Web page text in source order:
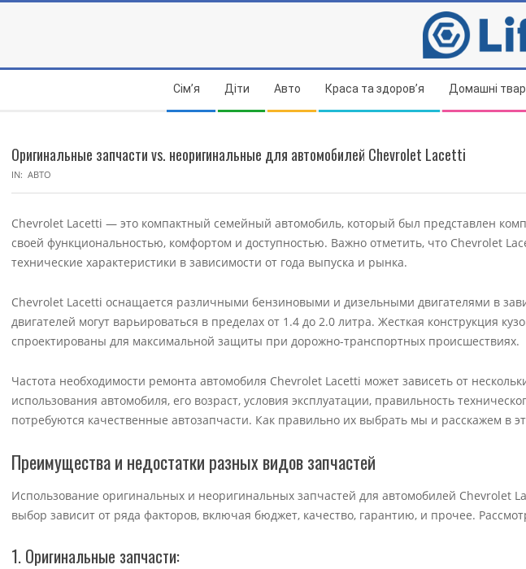
Сім’я Діти Авто Краса та здоров’я Домашні
Оригинальные запчасти vs. неоригинальные для автомобилей Chevrolet Lacetti
IN: АВТО
Chevrolet Lacetti — это компактный семейный автомобиль, который был представлен
своей функциональностью, комфортом и доступностью. Важно отметить, что Chevrolet
технические характеристики в зависимости от года выпуска и рынка.
Chevrolet Lacetti оснащается различными бензиновыми и дизельными двигателями в
двигателей могут варьироваться в пределах от 1.4 до 2.0 литра. Жесткая конструкция
спроектированы для максимальной защиты при дорожно-транспортных происшествиях.
Частота необходимости ремонта автомобиля Chevrolet Lacetti может зависеть от
использования автомобиля, его возраст, условия эксплуатации, правильность
потребуются качественные автозапчасти. Как правильно их выбрать мы и расскажем в
Преимущества и недостатки разных видов запчастей
Использование оригинальных и неоригинальных запчастей для автомобилей Chevrolet
выбор зависит от ряда факторов, включая бюджет, качество, гарантию, и прочее.
1. Оригинальные запчасти: